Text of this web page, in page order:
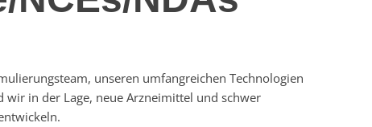
unseren umfangreichen Technologien
wir in der Lage, neue Arzneimittel und schwer